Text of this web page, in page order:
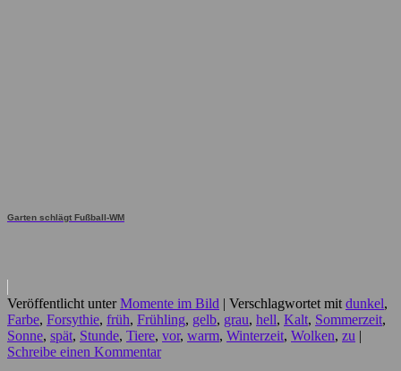
Garten schlägt Fußball-WM
Veröffentlicht unter Momente im Bild | Verschlagwortet mit dunkel,
Farbe, Forsythie, früh, Frühling, gelb, grau, hell, Kalt, Sommerzeit,
Sonne, spät, Stunde, Tiere, vor, warm, Winterzeit, Wolken, zu |
Schreibe einen Kommentar